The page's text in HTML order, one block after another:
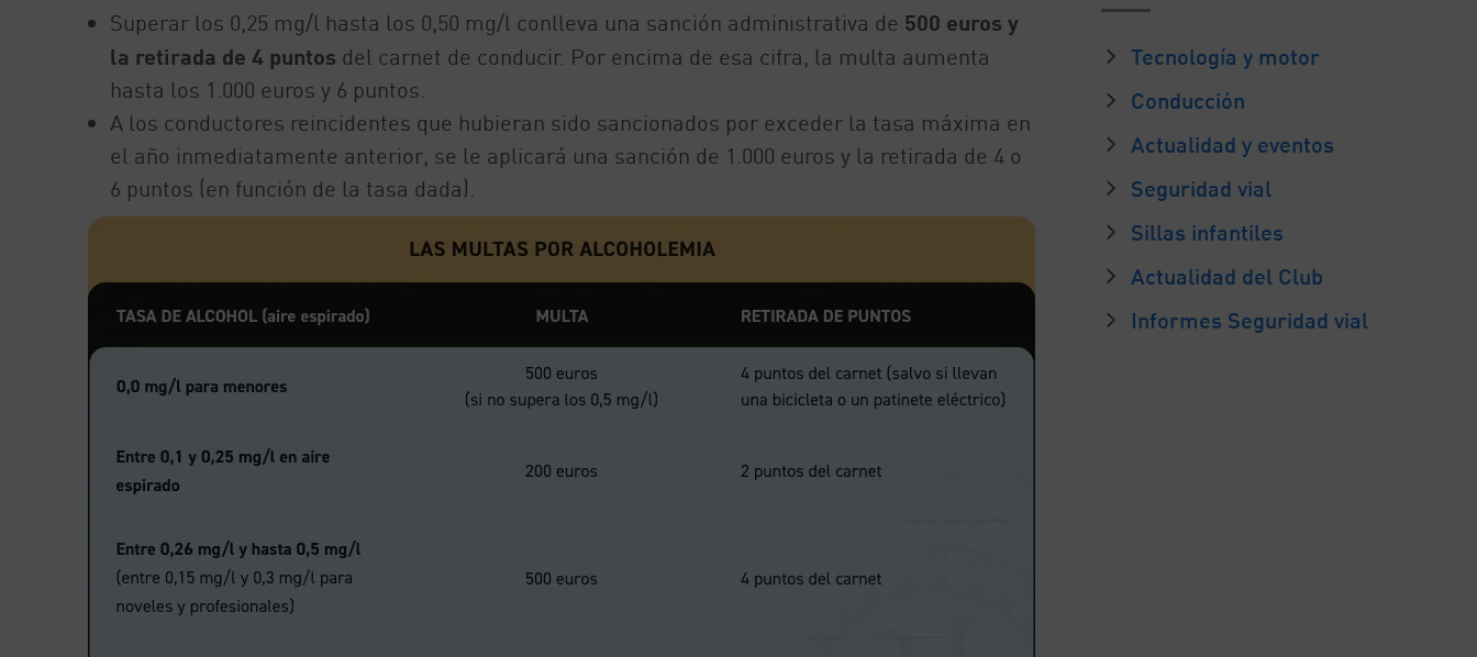
Superar los 0,25 mg/l hasta los 0,50 mg/l conlleva una sanción administrativa de 500 euros y
la retirada de 4 puntos del carnet de conducir. Por encima de esa cifra, la multa aumenta
hasta los 1.000 euros y 6 puntos.
A los conductores reincidentes que hubieran sido sancionados por exceder la tasa máxima en
el año inmediatamente anterior, se le aplicará una sanción de 1.000 euros y la retirada de 4 o
6 puntos (en función de la tasa dada).
Tecnología y motor
Conducción
Actualidad y eventos
Seguridad vial
Sillas infantiles
Actualidad del Club
Informes Seguridad vial